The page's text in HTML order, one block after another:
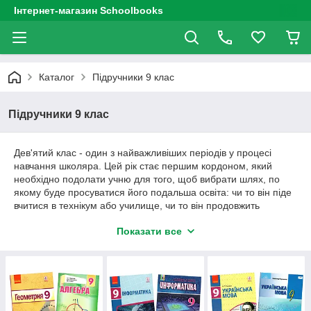
Інтернет-магазин Schoolbooks
Каталог Підручники 9 клас
Підручники 9 клас
Дев'ятий клас - один з найважливіших періодів у процесі
навчання школяра. Цей рік стає першим кордоном, який
необхідно подолати учню для того, щоб вибрати шлях, по
якому буде просуватися його подальша освіта: чи то він піде
вчитися в технікум або училище, чи то він продовжить
чекають чергові іспити, а саме ДПА (Державна Підсумкова
Для того щоб учень зміг вчасно підготуватися до іспитів, а
також зміг отримувати хороші оцінки протягом навчального
року, необхідно не тільки старанно займатися.В першу чергу
Показати все